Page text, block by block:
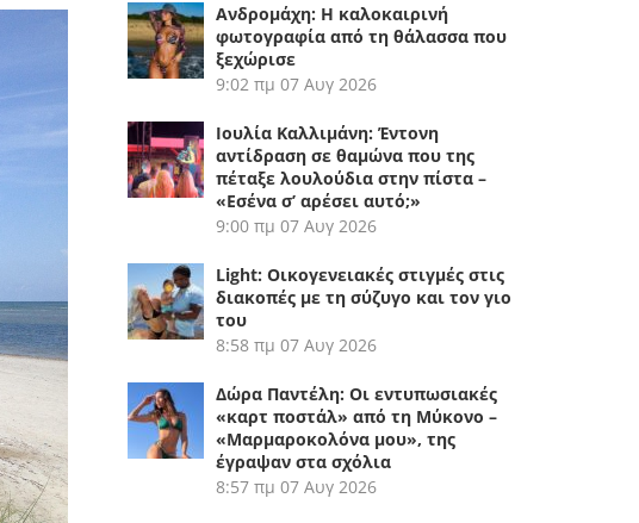
Ανδρομάχη: Η καλοκαιρινή
φωτογραφία από τη θάλασσα που
ξεχώρισε
9:02 πμ 07 Αυγ 2026
Ιουλία Καλλιμάνη: Έντονη
αντίδραση σε θαμώνα που της
πέταξε λουλούδια στην πίστα –
«Εσένα σ’ αρέσει αυτό;»
9:00 πμ 07 Αυγ 2026
Light: Οικογενειακές στιγμές στις
διακοπές με τη σύζυγο και τον γιο
του
8:58 πμ 07 Αυγ 2026
Δώρα Παντέλη: Οι εντυπωσιακές
«καρτ ποστάλ» από τη Μύκονο –
«Μαρμαροκολόνα μου», της
έγραψαν στα σχόλια
8:57 πμ 07 Αυγ 2026